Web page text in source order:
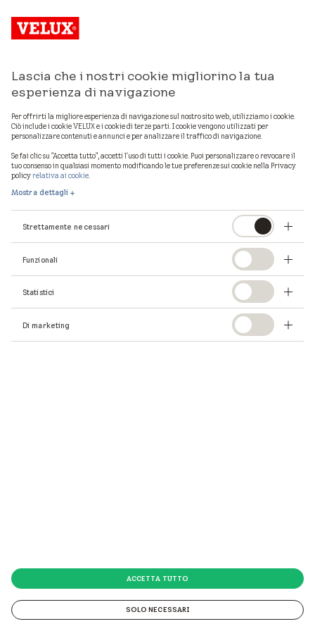
Lascia che i nostri cookie migliorino la tua
esperienza di navigazione
Per offrirti la migliore esperienza di navigazione sul nostro sito web, utilizziamo i cookie.
Ciò include i cookie VELUX e i cookie di terze parti. I cookie vengono utilizzati per
personalizzare contenuti e annunci e per analizzare il traffico di navigazione.
Se fai clic su "Accetta tutto", accetti l'uso di tutti i cookie. Puoi personalizzare o revocare il
tuo consenso in qualsiasi momento modificando le tue preferenze sui cookie nella Privacy
policy relativa ai cookie.
Mostra dettagli
Strettamente necessari
Funzionali
Statistici
Di marketing
SOLO NECESSARI
ACCETTA TUTTO
Mostra mappa
professionisti VELUX in provincia di Ferrara
© 2026 VELUX Italia s.p.a. Via Strà 152 - 37030 Colognola ai Colli (VR) P.IVA 01337770232
© 2026 VELUX Italia s.p.a.